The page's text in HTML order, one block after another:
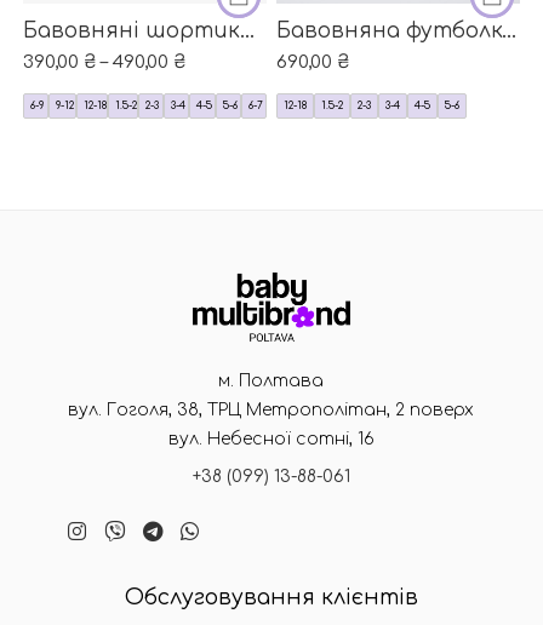
Бавовняні шортики чорні однотонні від next
390,00 ₴–490,00 ₴
6-9 9-12 12-18 1.5-2 2-3 3-4 4-5 5-6 6-7
Бавовняна футболка яскрава червона від бренду ZARA
690,00 ₴
12-18 1.5-2 2-3 3-4 4-5 5-6
м. Полтава
вул. Гоголя, 38, ТРЦ Метрополітан, 2 поверх
вул. Небесної сотні, 16
+38 (099) 13-88-061
Обслуговування клієнтів